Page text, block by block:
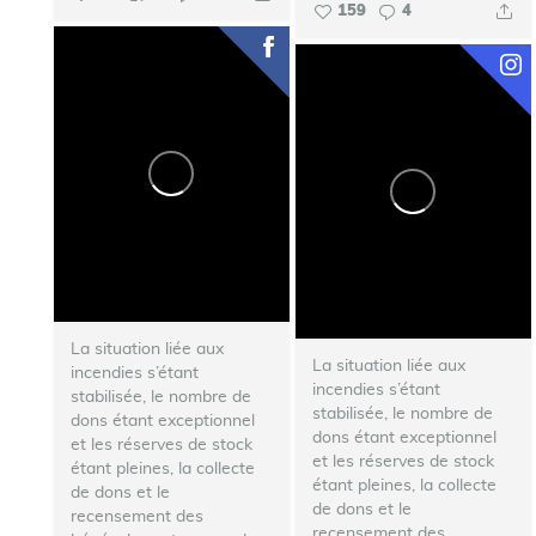
159 4
La situation liée aux
incendies s’étant
stabilisée, le nombre de
dons étant exceptionnel
et les réserves de stock
étant pleines, la collecte
de dons et le
recensement des
La situation liée aux
incendies s’étant
stabilisée, le nombre de
dons étant exceptionnel
et les réserves de stock
étant pleines, la collecte
de dons et le